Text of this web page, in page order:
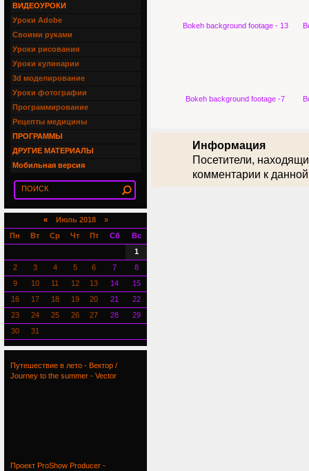
Bokeh background footage - 13
Bokeh background footage -7
Информация
Посетители,
комментарии к
ВИДЕОУРОКИ
Уроки Adobe
Своими руками
Уроки рисования
Уроки кулинарии
3d моделирование
Уроки фотографии
Программирование
Рецепты медицины
ПРОГРАММЫ
ДРУГИЕ МАТЕРИАЛЫ
Мобильная версия
«Июль 2018 »
Пн
Вт Ср Чт Пт Сб
Вс
1
2
3 4 5 6 7
8
9
10 11 12 13 14
15
16
17 18 19 20 21
22
23
24 25 26 27 28
29
30
31
Путешествие в лето - Вектор /
Journey to the summer - Vector
Проект ProShow Producer -